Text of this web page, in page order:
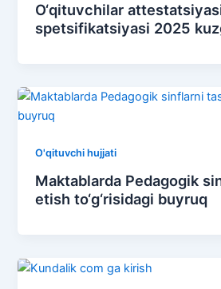
O‘qituvchilar
spetsifikatsiyasi 2025
O'qituvchi hujjati
Maktablarda Pedagogik
etish to‘g‘risidagi buyruq